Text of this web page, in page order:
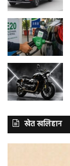
खेत खलिहान